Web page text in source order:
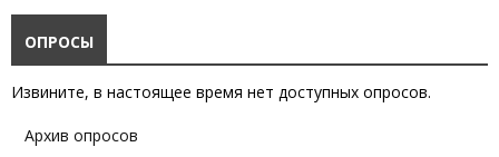
ОПРОСЫ
Извините, в настоящее время нет доступных опросов.
Архив опросов